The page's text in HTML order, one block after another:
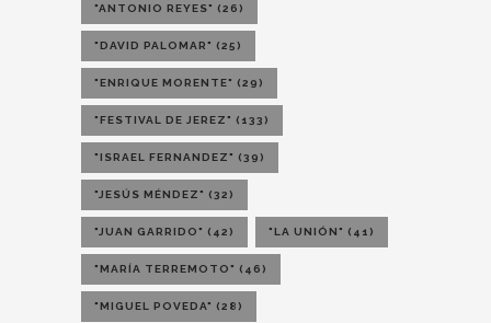
"ANTONIO REYES" (26)
"DAVID PALOMAR" (25)
"ENRIQUE MORENTE" (29)
"FESTIVAL DE JEREZ" (133)
"ISRAEL FERNANDEZ" (39)
"JESÚS MÉNDEZ" (32)
"JUAN GARRIDO" (42) "LA UNIÓN" (41)
"MARÍA TERREMOTO" (46)
"MIGUEL POVEDA" (28)